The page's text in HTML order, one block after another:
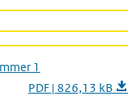
1
PDF | 826,13 kB